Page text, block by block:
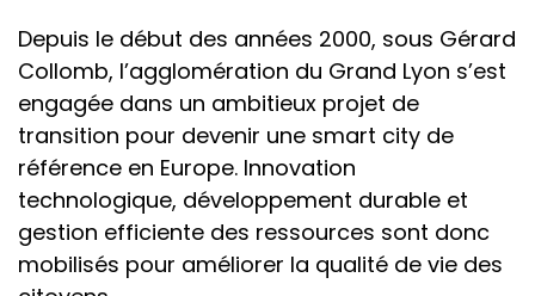
Depuis le début des années 2000, sous Gérard
Collomb, l’agglomération du Grand Lyon s’est
engagée dans un ambitieux projet de
transition pour devenir une smart city de
référence en Europe. Innovation
technologique, développement durable et
gestion efficiente des ressources sont donc
mobilisés pour améliorer la qualité de vie des